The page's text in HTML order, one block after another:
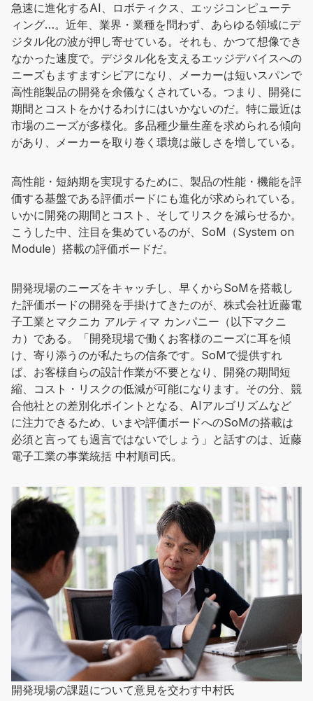
急速に進化するAI、ロボティクス、エッジコンピューテ
ィング…。近年、業界・業種を問わず、あらゆる領域にデ
ジタル化の波が押し寄せている。それも、かつて想像でき
なかった速度で。デジタル化を支えるエッジデバイスへの
ニーズもますますシビアになり、メーカーは短いスパンで
高性能製品の開発を余儀なくされている。つまり、開発に
期間とコストをかけるわけにはいかないのだ。特に最近は
市場のニーズが多様化。多品種少量生産を求められる傾向
があり、メーカーを取り巻く環境は厳しさを増している。
高性能・短納期を実現するために、製品の性能・機能を評
価する基盤である評価ボードにも進化が求められている。
いかに開発の期間とコスト、そしてリスクを減らせるか。
こうした中、注目を集めているのが、SoM（System on
Module）搭載の評価ボードだ。
開発現場のニーズをキャッチし、早くからSoMを搭載し
た評価ボードの開発を手掛けてきたのが、株式会社近藤電
子工業とマクニカ アルティマ カンパニー（以下マクニ
カ）である。「開発現場で働くお客様のニーズに耳を傾
け、寄り添うのが私たちの信条です。SoMで提供すれ
ば、お客様自らの設計作業が不要となり、開発の期間短
縮、コスト・リスクの低減が可能になります。その分、競
合他社との差別化ポイントとなる、AIアルゴリズムなど
に注力できるため、いまや評価ボードへのSoMの搭載は
必須と言っても過言ではないでしょう」と話すのは、近藤
電子工業の事業統括 中村順司氏。
開発現場の課題について意見を交わす中村氏